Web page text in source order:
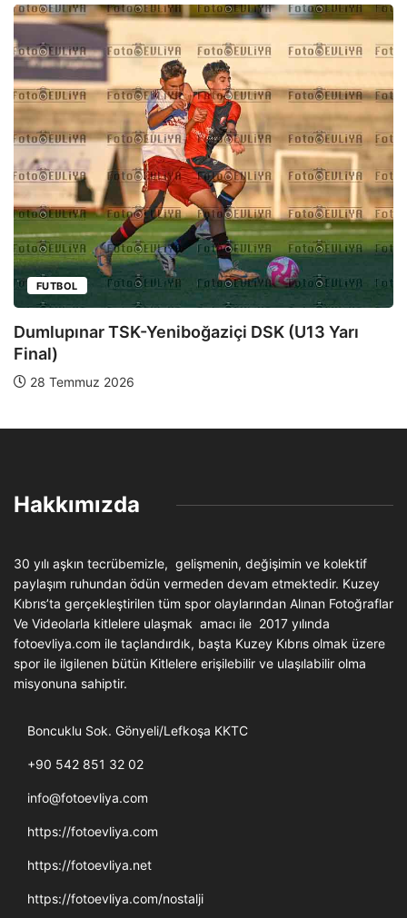
FUTBOL
TSK-Yeniboğaziçi DSK (U13 Yarı
28 Temmuz 2026
Hakkımızda
30 yılı aşkın tecrübemizle, gelişmenin, değişimin ve kolektif
paylaşım ruhundan ödün vermeden devam etmektedir. Kuzey
Kıbrıs’ta gerçekleştirilen tüm spor olaylarından Alınan Fotoğraflar
Ve Videolarla kitlelere ulaşmak amacı ile 2017 yılında
fotoevliya.com ile taçlandırdık, başta Kuzey Kıbrıs olmak üzere
spor ile ilgilenen bütün Kitlelere erişilebilir ve ulaşılabilir olma
misyonuna sahiptir.
Boncuklu Sok. Gönyeli/Lefkoşa KKTC
+90 542 851 32 02
info@fotoevliya.com
https://fotoevliya.com
https://fotoevliya.net
https://fotoevliya.com/nostalji